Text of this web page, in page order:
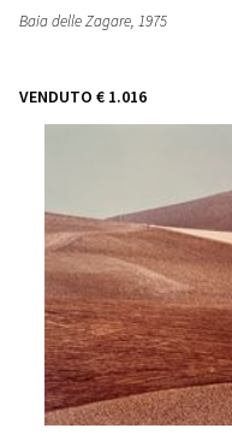
Baia delle Zagare, 1975
VENDUTO € 1.016